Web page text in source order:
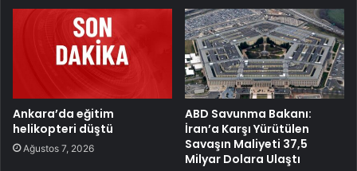
Ankara’da eğitim
helikopteri düştü
Ağustos 7, 2026
ABD Savunma Bakanı:
İran’a Karşı Yürütülen
Savaşın Maliyeti 37,5
Milyar Dolara Ulaştı